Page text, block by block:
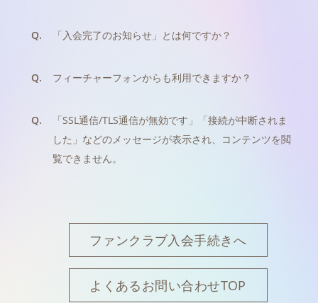
Q. 「入会完了のお知らせ」とは何ですか？
Q. フィーチャーフォンからも利用できますか？
Q.
「SSL通信/TLS通信が無効です」「接続が中断されま
した」などのメッセージが表示され、コンテンツを閲
覧できません。
ファンクラブ入会手続きへ
よくあるお問い合わせTOP